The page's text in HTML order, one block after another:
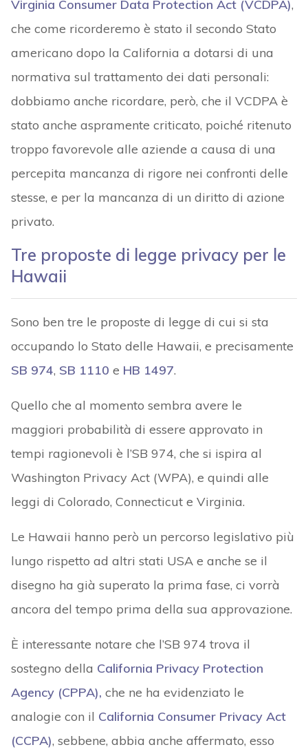
Virginia Consumer Data Protection Act (VCDPA),
che come ricorderemo è stato il secondo Stato
americano dopo la California a dotarsi di una
normativa sul trattamento dei dati personali:
dobbiamo anche ricordare, però, che il VCDPA è
stato anche aspramente criticato, poiché ritenuto
troppo favorevole alle aziende a causa di una
percepita mancanza di rigore nei confronti delle
stesse, e per la mancanza di un diritto di azione
privato.
Tre proposte di legge privacy per le
Hawaii
Sono ben tre le proposte di legge di cui si sta
occupando lo Stato delle Hawaii, e precisamente
SB 974, SB 1110 e HB 1497.
Quello che al momento sembra avere le
maggiori probabilità di essere approvato in
tempi ragionevoli è l’SB 974, che si ispira al
Washington Privacy Act (WPA), e quindi alle
leggi di Colorado, Connecticut e Virginia.
Le Hawaii hanno però un percorso legislativo più
lungo rispetto ad altri stati USA e anche se il
disegno ha già superato la prima fase, ci vorrà
ancora del tempo prima della sua approvazione.
È interessante notare che l’SB 974 trova il
sostegno della California Privacy Protection
Agency (CPPA), che ne ha evidenziato le
analogie con il California Consumer Privacy Act
(CCPA), sebbene, abbia anche affermato, esso